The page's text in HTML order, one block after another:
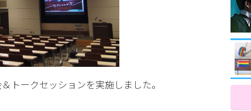
トークセッションを実施しました。